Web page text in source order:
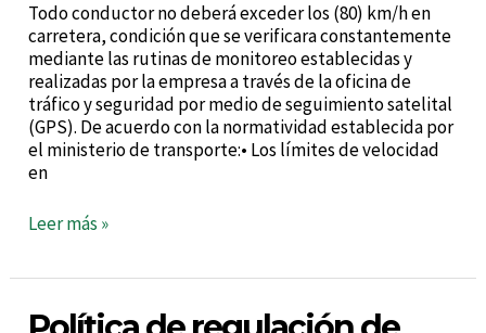
Todo conductor no deberá exceder los (80) km/h en
carretera, condición que se verificara constantemente
mediante las rutinas de monitoreo establecidas y
realizadas por la empresa a través de la oficina de
tráfico y seguridad por medio de seguimiento satelital
(GPS). De acuerdo con la normatividad establecida por
el ministerio de transporte:• Los límites de velocidad
en
Leer más »
Política